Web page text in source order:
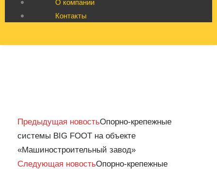
О компании
Контакты
Prev
Предыдущая новостьОпорно-крепежные
системы BIG FOOT на объекте
«Машиностроительный завод»
Следующая новостьОпорно-крепежные
Next